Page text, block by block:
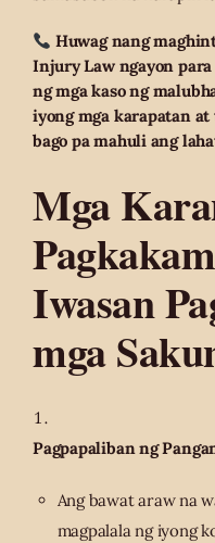
Huwag nang
Injury Law ngayon
ng mga kaso ng
iyong mga karapatan
bago pa mahuli ang
Mga
Iwasan
mga
Pagpapaliban ng
Ang bawat araw na
magpalala ng iyong